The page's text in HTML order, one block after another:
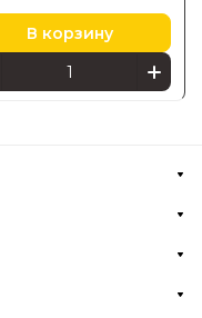
В корзину